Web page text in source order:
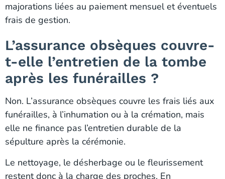
majorations liées au paiement mensuel et éventuels
frais de gestion.
L’assurance obsèques couvre-
t-elle l’entretien de la tombe
après les funérailles ?
Non. L’assurance obsèques couvre les frais liés aux
funérailles, à l’inhumation ou à la crémation, mais
elle ne finance pas l’entretien durable de la
sépulture après la cérémonie.
Le nettoyage, le désherbage ou le fleurissement
restent donc à la charge des proches. En